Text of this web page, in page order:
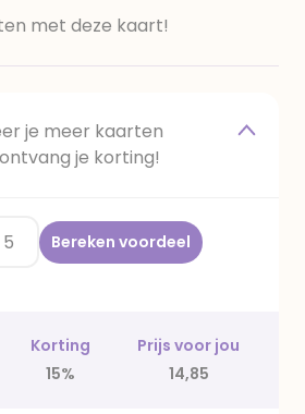
met deze kaart!
je meer kaarten
je korting!
Bereken voordeel
Korting
Prijs voor jou
15% 14,85